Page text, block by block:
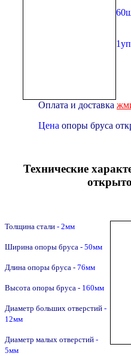
1уп
Оплата и доставка
Цена опоры бруса
Технические
Толщина стали - 2мм
Ширина опоры бруса - 50мм
Длина опоры бруса - 76мм
Высота опоры бруса - 160мм
Диаметр больших отверстий -
12мм
Диаметр малых отверстий -
5мм